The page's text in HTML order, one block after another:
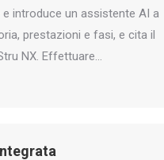
introduce un assistente AI a
prestazioni e fasi, e cita il
NX. Effettuare…